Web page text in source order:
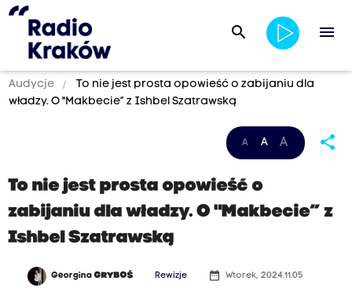
search menu
Audycje
To nie jest prosta opowieść o zabijaniu dla
władzy. O "Makbecie” z Ishbel Szatrawską
A A A share
To nie jest prosta opowieść o
zabijaniu dla władzy. O "Makbecie” z
Ishbel Szatrawską
GeorginaGRYBOŚ Rewizje date_range Wtorek, 2024.11.05